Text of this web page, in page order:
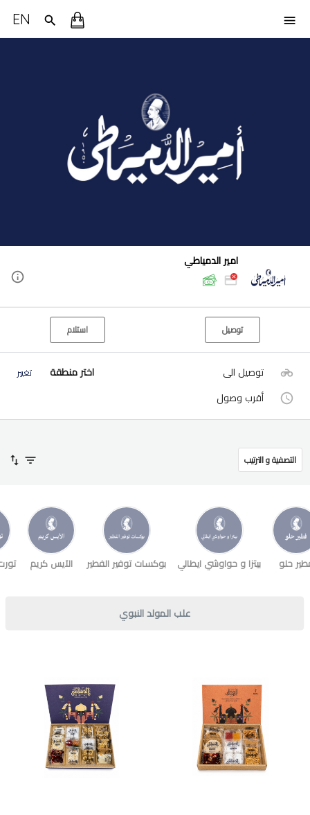
EN
امير الدمياطي
توصيل استلام
توصيل الى اختر منطقة تغيير
أقرب وصول
التصفية و الترتيب
حلو بيتزا و حواوشي ايطالي بوكسات توفير الفطير الآيس كريم
علب المولد النبوي